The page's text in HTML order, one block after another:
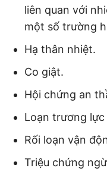
liên quan với
một số trường
Hạ thân nhiệt.
Co giật.
Hội chứng an
Loạn trương lực
Rối loạn vận
Triệu chứng